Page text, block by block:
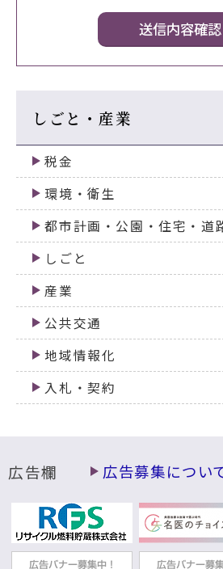
しごと・産業
税金
環境・衛生
都市計画・公園・住宅・道
しごと
産業
公共交通
地域情報化
入札・契約
広告欄 広告募集につい